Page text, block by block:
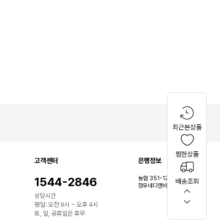
최근본상품
찜한상품
배송조회
고객센터
1544-2846
상담시간
평일: 오전 9시 ~ 오후 4시
토, 일, 공휴일은 휴무
은행정보
농협 351-1219-8966-83
정우네디앤비(이미라)